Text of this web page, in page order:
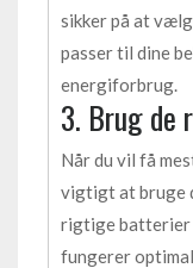
sikker på at
passer til dine
energiforbrug.
3. Brug
Når du vil få
vigtigt at bruge
rigtige batterier
fungerer